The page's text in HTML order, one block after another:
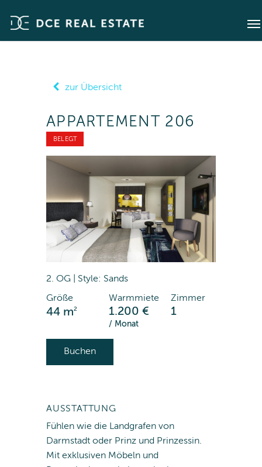
zur Übersicht
APPARTEMENT 206
BELEGT
2. OG | Style: Sands
Größe
44 m2
Warmmiete
1.200 €
/ Monat
Zimmer
1
Buchen
AUSSTATTUNG
Fühlen wie die Landgrafen von
Darmstadt oder Prinz und Prinzessin.
Mit exklusiven Möbeln und